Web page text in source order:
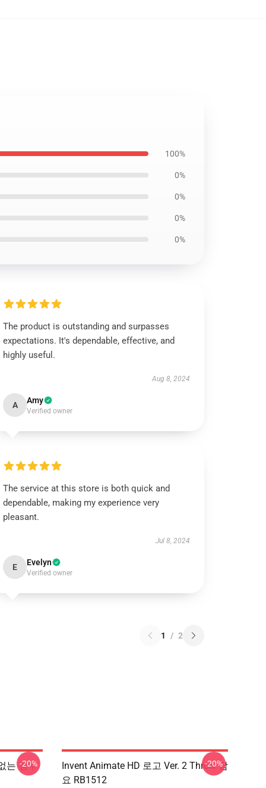
100%
0%
0%
0%
0%
The product is outstanding and surpasses
expectations. It's dependable, effective, and
highly useful.
Aug 8, 2024
A Amy
Verified owner
The service at this store is both quick and
dependable, making my experience very
pleasant.
Jul 8, 2024
E Evelyn
Verified owner
1 / 2
는 경우
-20%
Invent Animate HD 로고 Ver. 2 Throw 담
요 RB1512
-20%